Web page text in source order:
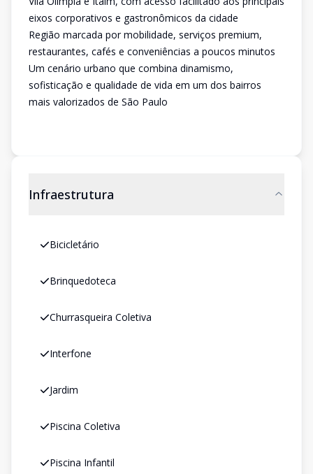
eixos corporativos e gastronômicos da cidade
Região marcada por mobilidade, serviços premium,
restaurantes, cafés e conveniências a poucos minutos
Um cenário urbano que combina dinamismo,
sofisticação e qualidade de vida em um dos bairros
mais valorizados de São Paulo
Infraestrutura
Bicicletário
Brinquedoteca
Churrasqueira Coletiva
Interfone
Jardim
Piscina Coletiva
Piscina Infantil